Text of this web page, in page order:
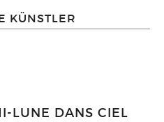
KÜNSTLER
LUNE DANS CIEL